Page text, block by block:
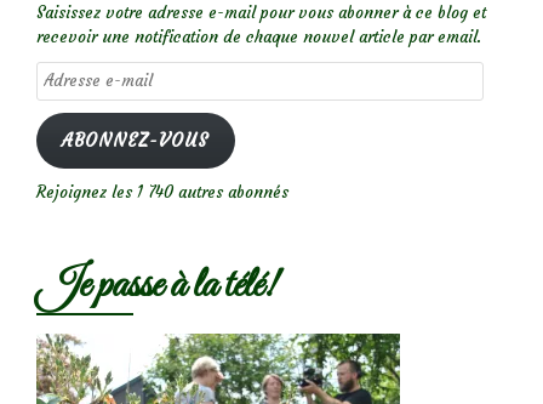
Saisissez votre adresse e-mail pour vous abonner à ce blog et
recevoir une notification de chaque nouvel article par email.
Adresse
e-
mail
ABONNEZ-VOUS
Rejoignez les 1 740 autres abonnés
Je passe à la télé!